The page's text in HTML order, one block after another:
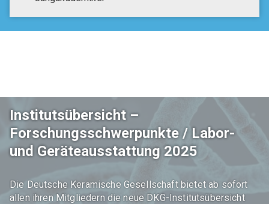
GA Verbundwerkstoffe
Womeninceramics
Der Keramische Nachwuchs (DKN)
Anwenderkreis Additive Keramische Fertigung
Institutsübersicht –
Forschungsschwerpunkte / Labor-
und Geräteausstattung 2025
Die Deutsche Keramische Gesellschaft bietet ab sofort
allen ihren Mitgliedern die neue DKG-Institutsübersicht